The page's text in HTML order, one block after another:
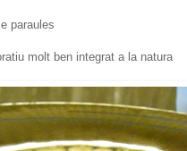
paraules
molt ben integrat a la natura